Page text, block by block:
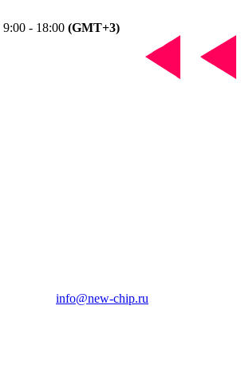
9:00 - 18:00 (GMT+3)
info@new-chip.ru